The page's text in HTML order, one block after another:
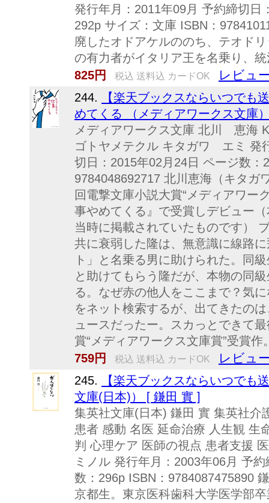
発行年月：2011年09月 予約締切日
292p サイズ：文庫 ISBN：
廃したオドアケルののち、テオド
の有力者がイタリア王を名乗り、
825円
税込 送料込 カードOK レビュ
244.
【楽天ブックスならいつでも
めてくる （メディアワークス文
メディアワークス文庫 北川 恵海
ゴトヤメテクル キタガワ エミ 発
切日：2015年02月24日 ページ数：
9784048692717 北川恵海（キタガ
回電撃文庫小説大賞“メディアワー
事やめてくる』で受賞しデビュー
当時に掲載されていたものです）
共に衰弱した隆は、無意識に線路
ト」と名乗る男に助けられた。同
と助けてもらう隆だが、本物の同
る。なぜ赤の他人をここまで？気
をネット検索するが、出てきたの
ュースだったー。スカっとできて
賞“メディアワークス文庫賞”受賞
759円
税込 送料込 カードOK レビュ
245.
【楽天ブックスならいつでも
文庫(日本)） [ 鎌田 實 ]
集英社文庫(日本) 鎌田 實 集英社介
患者 感動 名医 延命治療 人生観 生
判 心理ケア 医師の視点 患者支援
ミノル 発行年月：2003年06月 予
数：296p ISBN：9784087475890
京都生。東京医科歯科大学医学部